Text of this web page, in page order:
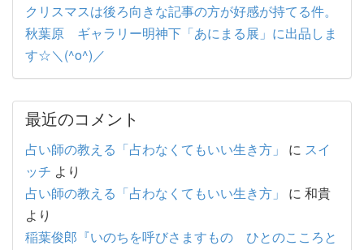
クリスマスは後ろ向きな記事の方が好感が持てる件。
秋葉原 ギャラリー明神下「あにまる展」に出品しま
す☆＼(^o^)／
最近のコメント
占い師の教える「占わなくてもいい生き方」 に スイ
ッチ より
占い師の教える「占わなくてもいい生き方」
に 和貴
より
稲葉俊郎『いのちを呼びさますもの ひとのこころと